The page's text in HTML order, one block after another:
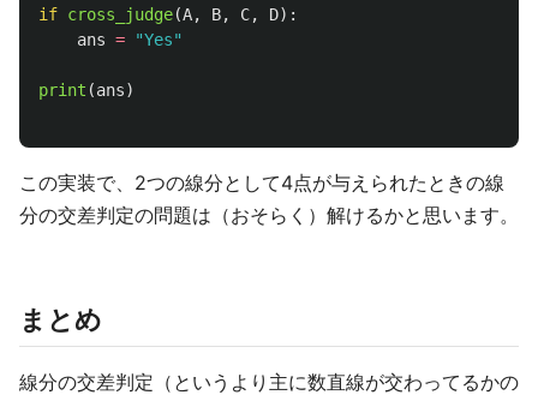
if cross_judge(A, B, C, D):
ans = "Yes"
print (ans)
この実装で、2つの線分として4点が与えられたときの線
分の交差判定の問題は（おそらく）解けるかと思います。
まとめ
線分の交差判定（というより主に数直線が交わってるかの